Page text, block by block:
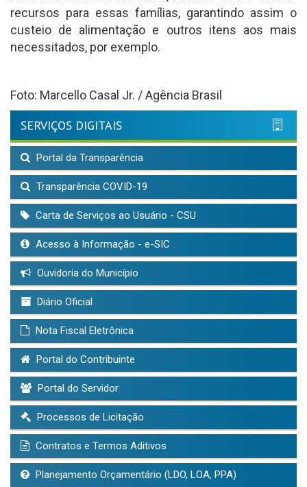
recursos para essas famílias, garantindo assim o
custeio de alimentação e outros itens aos mais
necessitados, por exemplo.
Foto: Marcello Casal Jr. / Agência Brasil
SERVIÇOS DIGITAIS
Portal da Transparência
Transparência COVID-19
Carta de Serviços ao Usuário - CSU
Acesso à Informação - e-SIC
Ouvidoria do Município
Diário Oficial
Nota Fiscal Eletrônica
Portal do Contribuinte
Portal do Servidor
Processos de Licitação
Contratos e Termos Aditivos
Planejamento Orçamentário (LDO, LOA, PPA)